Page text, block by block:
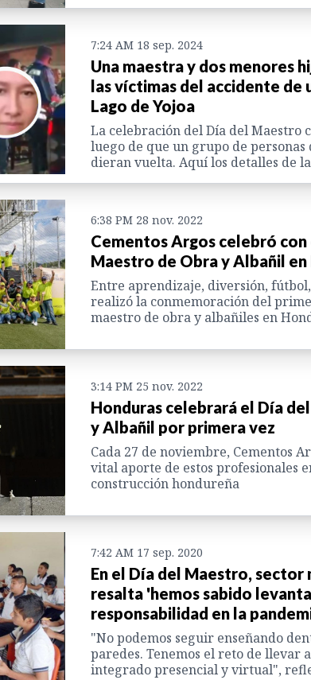
7:24 AM 18 sep. 2024
Una maestra y dos menores
las víctimas del accidente de
Lago de Yojoa
La celebración del Día del Maestro
luego de que un grupo de personas
dieran vuelta. Aquí los detalles de
6:38 PM 28 nov. 2022
Cementos Argos celebró
Maestro de Obra y Albañil en
Entre aprendizaje, diversión,
realizó la conmemoración del
maestro de obra y albañiles en
3:14 PM 25 nov. 2022
Honduras celebrará el Día
y Albañil por primera vez
Cada 27 de noviembre, Cementos
vital aporte de estos profesionales
construcción hondureña
7:42 AM 17 sep. 2020
En el Día del Maestro, sector
resalta 'hemos sabido
responsabilidad en la
"No podemos seguir enseñando
paredes. Tenemos el reto de llevar
integrado presencial y virtual",